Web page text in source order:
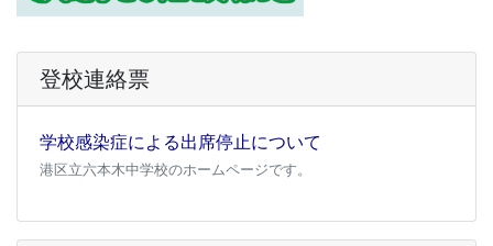
登校連絡票
学校感染症による出席停止について
港区立六本木中学校のホームページです。